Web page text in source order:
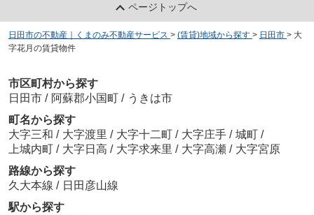
ページトップへ
日田市の不動産｜くまのみ不動産サービス > (賃貸)地域から探す > 日田市 > 大
字花月の賃貸物件
市区町村から探す
日田市 / 阿蘇郡小国町 / うきは市
町名から探す
大字三和 / 大字渡里 / 大字十二町 / 大字庄手 / 城町 /
上城内町 / 大字日高 / 大字求来里 / 大字高瀬 / 大字宮原
路線から探す
久大本線 / 日田彦山線
駅から探す